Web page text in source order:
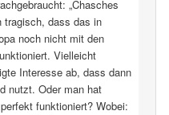
„Chasches
tragisch, dass das in
noch nicht mit den
Vielleicht
Interesse ab, dass dann
nutzt. Oder man hat
funktioniert? Wobei: